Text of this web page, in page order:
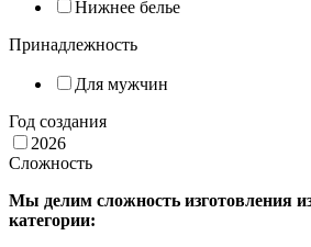
Нижнее белье
Принадлежность
Для мужчин
Год создания
2026
Сложность
Мы делим сложность изготовления
категории: